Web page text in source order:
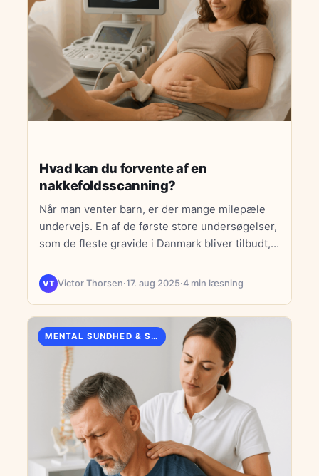
stresshåndtering, herunder mindfulness og
meditation som metoder til at berolige sindet,
fysisk aktivitet som en effektiv måde at frigive
endorfiner og forbedre søvn, samt vigtigheden
af at søge støtte fra venner, familie eller
professionelle. Bloggen fremhæver desuden
betydningen af søvn for mental trivsel og
anbefales som en måde at skabe mental plads
ved at tage pauser fra sociale medier.
Afslutningsvis opfordrer bloggen læserne til at
prioritere deres mentale sundhed og tage små
skridt mod en bedre trivsel, med links til
yderligere ressourcer.
Hvad kan du forvente af en
nakkefoldsscanning?
Når man venter barn, er der mange milepæle
undervejs. En af de første store undersøgelser,
som de fleste gravide i Danmark bliver tilbudt,
VT Victor Thorsen·17. aug 2025·4 min læsning
MENTAL SUNDHED & STRESS